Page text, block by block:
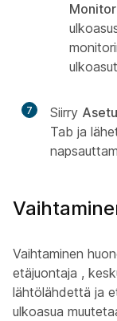
7 Siirry
Tab ja
Vaihtaminen
etäjuontaja ,
lähtölähdettä ja
ulkoasua